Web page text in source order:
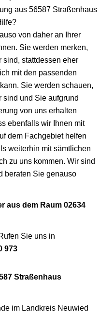
aus 56587 Straßenhaus
von daher an Ihrer
Sie werden merken,
stattdessen eher
mit den passenden
Sie werden schauen,
und Sie aufgrund
von uns erhalten
ebenfalls wir Ihnen mit
dem Fachgebiet helfen
weiterhin mit sämtlichen
zu uns kommen. Wir sind
beraten Sie genauso
aus dem Raum 02634
Sie uns in
973
Straßenhaus
im Landkreis Neuwied